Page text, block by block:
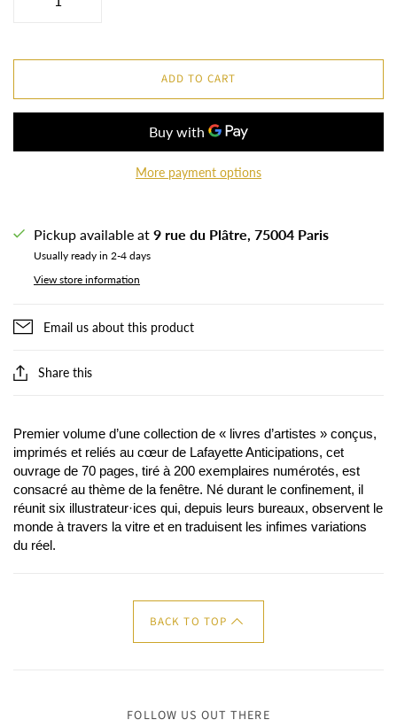
ADD TO CART
More payment options
Pickup available at 9 rue du Plâtre, 75004 Paris
Usually ready in 2-4 days
View store information
Email us about this product
Share this
Premier volume d’une collection de « livres d’artistes » conçus,
imprimés et reliés au cœur de Lafayette Anticipations, cet
ouvrage de 70 pages, tiré à 200 exemplaires numérotés, est
consacré au thème de la fenêtre. Né durant le confinement, il
réunit six illustrateur·ices qui, depuis leurs bureaux, observent le
monde à travers la vitre et en traduisent les infimes variations
du réel.
BACK TO TOP
FOLLOW US OUT THERE